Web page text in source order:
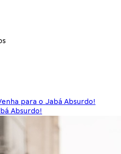
para o Jabá Absurdo!
Absurdo!